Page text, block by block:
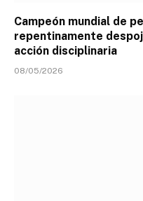
Campeón mundial de
repentinamente
acción disciplinaria
08/05/2026